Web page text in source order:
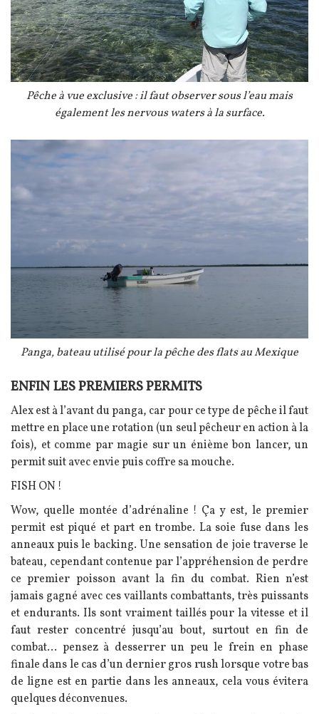
Légende
Pêche à vue exclusive : il faut observer sous l’eau mais
également les nervous waters à la surface.
Légende
Panga, bateau utilisé pour la pêche des flats au Mexique
Texte
ENFIN LES PREMIERS PERMITS
Alex est à l’avant du panga, car pour ce type de pêche il faut
mettre en place une rotation (un seul pêcheur en action à la
fois), et comme par magie sur un énième bon lancer, un
permit suit avec envie puis coffre sa mouche.
FISH ON !
Wow, quelle montée d’adrénaline ! Ça y est, le premier
permit est piqué et part en trombe. La soie fuse dans les
anneaux puis le backing. Une sensation de joie traverse le
bateau, cependant contenue par l’appréhension de perdre
ce premier poisson avant la fin du combat. Rien n’est
jamais gagné avec ces vaillants combattants, très puissants
et endurants. Ils sont vraiment taillés pour la vitesse et il
faut rester concentré jusqu’au bout, surtout en fin de
combat... pensez à desserrer un peu le frein en phase
finale dans le cas d’un dernier gros rush lorsque votre bas
de ligne est en partie dans les anneaux, cela vous évitera
quelques déconvenues.